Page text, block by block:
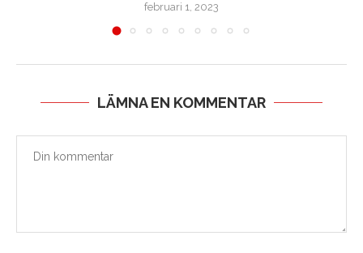
februari 1, 2023
LÄMNA EN KOMMENTAR